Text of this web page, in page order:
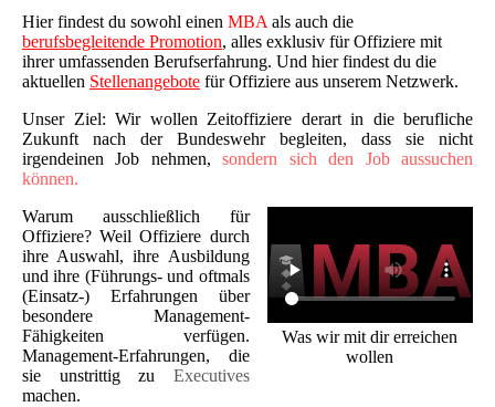
Hier findest du sowohl einen MBA als auch die
berufsbegleitende Promotion, alles exklusiv für Offiziere mit
ihrer umfassenden Berufserfahrung. Und hier findest du die
aktuellen Stellenangebote für Offiziere aus unserem Netzwerk.
Unser Ziel: Wir wollen Zeitoffiziere derart in die berufliche
Zukunft nach der Bundeswehr begleiten, dass sie nicht
irgendeinen Job nehmen,sondern sich den Job aussuchen
können.
Was wir mit dir erreichen
wollen
Warum ausschließlich für
Offiziere? Weil Offiziere durch
ihre Auswahl, ihre Ausbildung
und ihre (Führungs- und oftmals
(Einsatz-) Erfahrungen über
besondere Management-
Fähigkeiten verfügen.
Management-Erfahrungen, die
sie unstrittig zu Executives
machen.